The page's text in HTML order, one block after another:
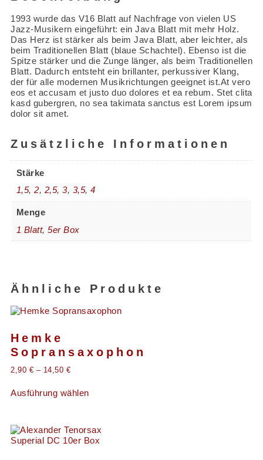
1993 wurde das V16 Blatt auf Nachfrage von vielen US
Jazz-Musikern eingeführt: ein Java Blatt mit mehr Holz.
Das Herz ist stärker als beim Java Blatt, aber leichter, als
beim Traditionellen Blatt (blaue Schachtel). Ebenso ist die
Spitze stärker und die Zunge länger, als beim Traditionellen
Blatt. Dadurch entsteht ein brillanter, perkussiver Klang,
der für alle modernen Musikrichtungen geeignet ist.At vero
eos et accusam et justo duo dolores et ea rebum. Stet clita
kasd gubergren, no sea takimata sanctus est Lorem ipsum
dolor sit amet.
Zusätzliche Informationen
Stärke
1,5, 2, 2,5, 3, 3,5, 4
Menge
1 Blatt, 5er Box
Ähnliche Produkte
Hemke
Sopransaxophon
2,90 € – 14,50 €
Ausführung wählen